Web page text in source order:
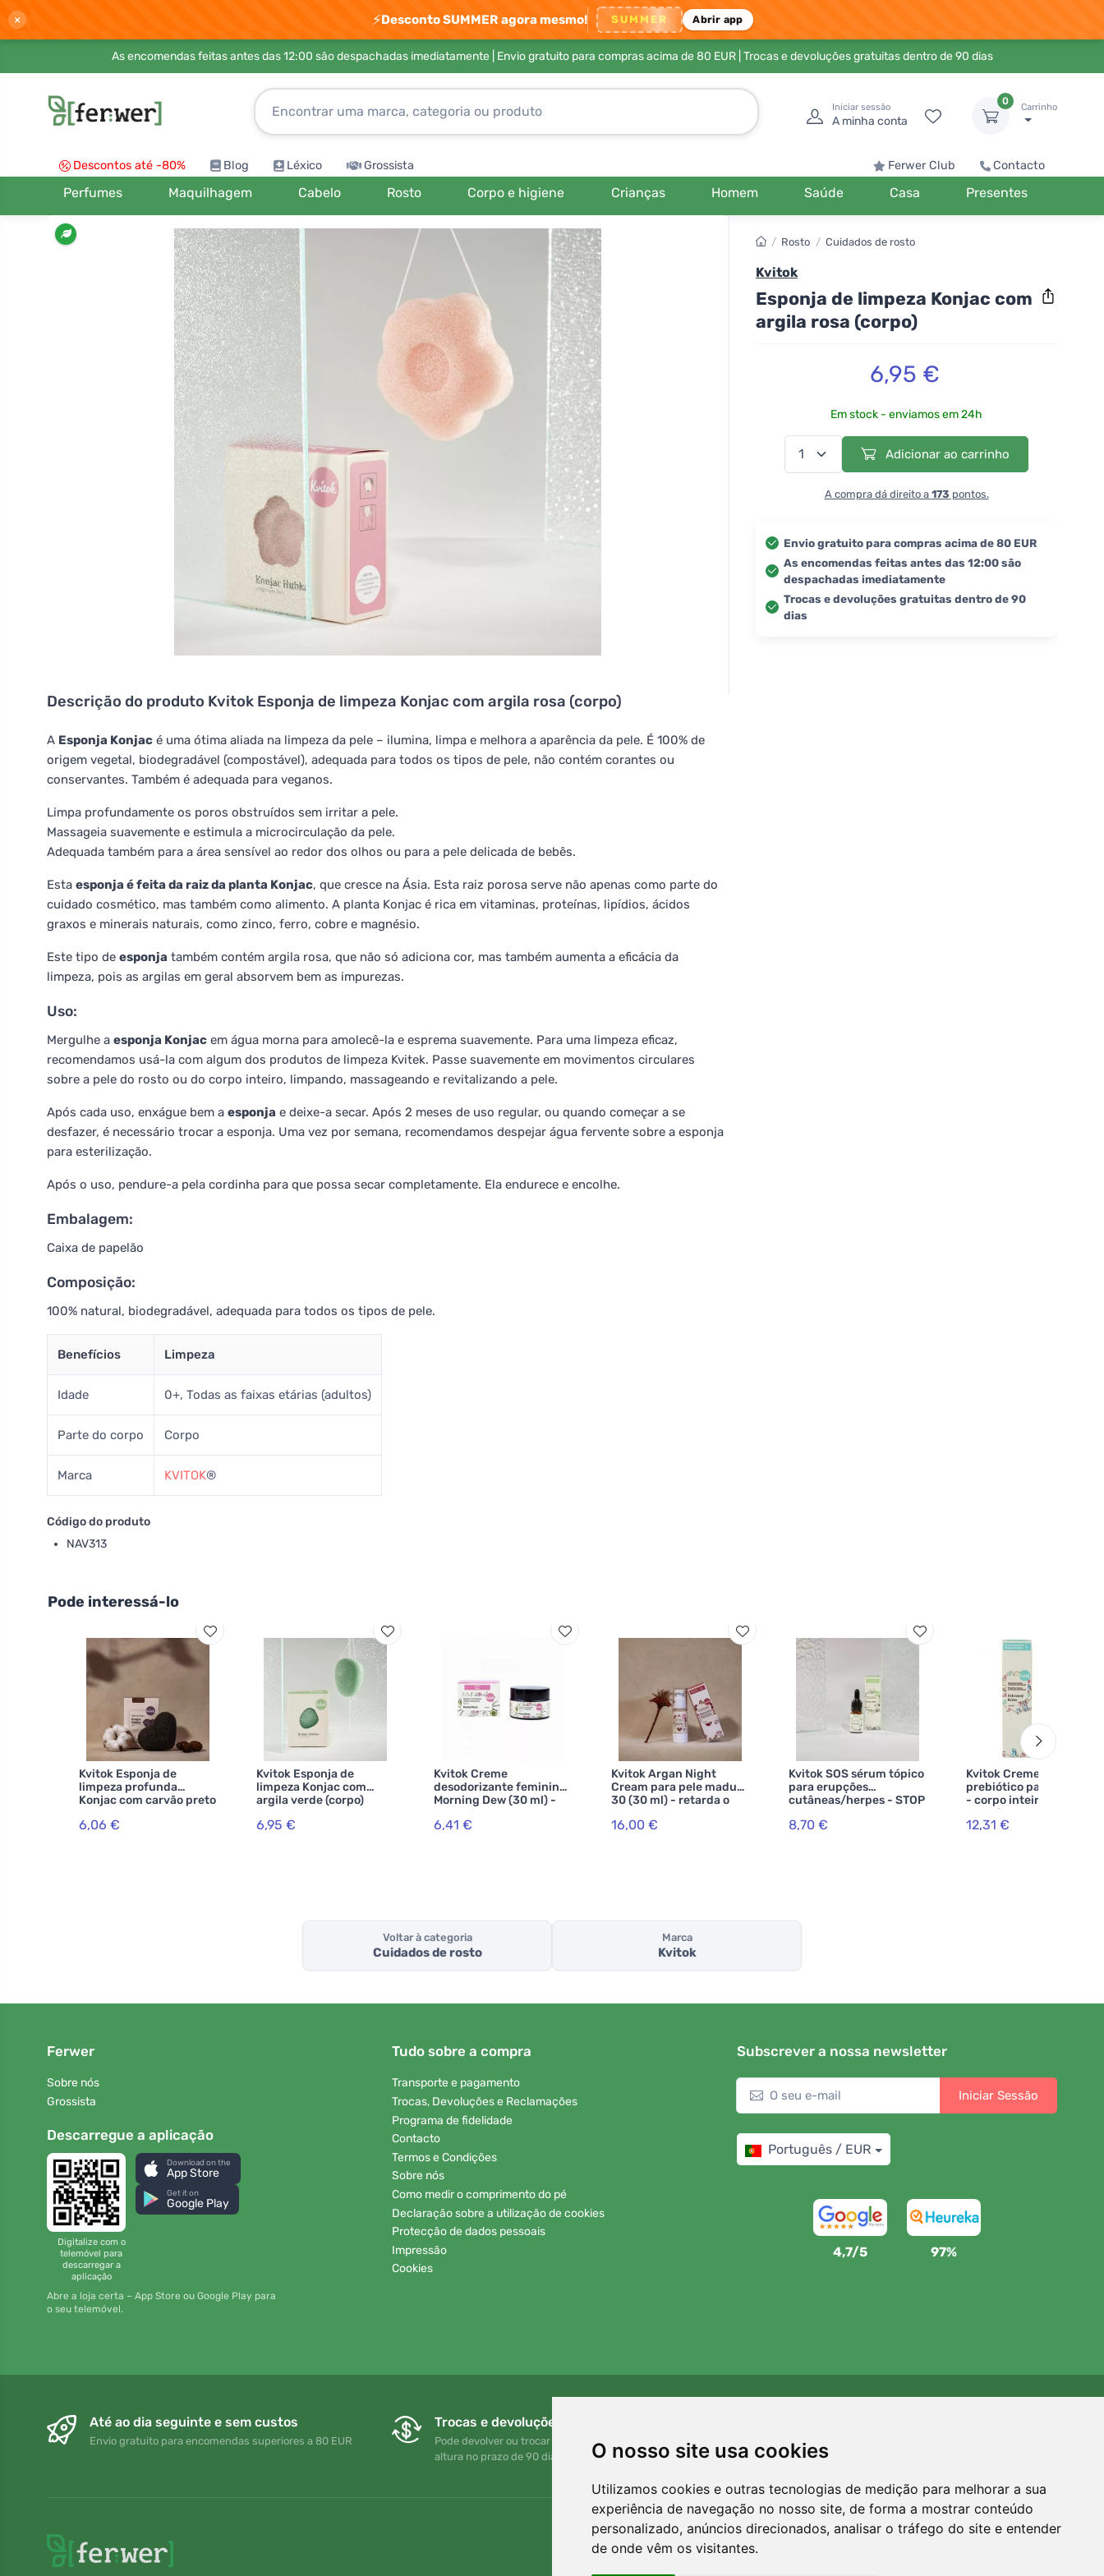
O nosso site usa cookies
Utilizamos cookies e outras tecnologias de medição para melhorar a sua
experiência de navegação no nosso site, de forma a mostrar conteúdo
personalizado, anúncios direcionados, analisar o tráfego do site e entender
de onde vêm os visitantes.
× ⚡Desconto SUMMER agora mesmo! SUMMER Abrir app
As encomendas feitas antes das 12:00 são despachadas imediatamente | Envio gratuito para compras acima de 80 EUR| Trocas e devoluções gratuitas dentro de 90 dias
Iniciar sessão
A minha conta
0
Carrinho
Descontos até -80% Blog Léxico Grossista Ferwer Club Contacto
Perfumes Maquilhagem Cabelo Rosto Corpo e higiene Crianças Homem Saúde Casa Presentes
Descrição do produto Kvitok Esponja de limpeza Konjac com argila rosa (corpo)
A Esponja Konjac é uma ótima aliada na limpeza da pele – ilumina, limpa e melhora a aparência da pele. É 100% de
origem vegetal, biodegradável (compostável), adequada para todos os tipos de pele, não contém corantes ou
conservantes. Também é adequada para veganos.
Limpa profundamente os poros obstruídos sem irritar a pele.
Massageia suavemente e estimula a microcirculação da pele.
Adequada também para a área sensível ao redor dos olhos ou para a pele delicada de bebês.
Esta esponja é feita da raiz da planta Konjac, que cresce na Ásia. Esta raiz porosa serve não apenas como parte do
cuidado cosmético, mas também como alimento. A planta Konjac é rica em vitaminas, proteínas, lipídios, ácidos
graxos e minerais naturais, como zinco, ferro, cobre e magnésio.
Este tipo de esponja também contém argila rosa, que não só adiciona cor, mas também aumenta a eficácia da
limpeza, pois as argilas em geral absorvem bem as impurezas.
Uso:
Mergulhe a esponja Konjac em água morna para amolecê-la e esprema suavemente. Para uma limpeza eficaz,
recomendamos usá-la com algum dos produtos de limpeza Kvitek. Passe suavemente em movimentos circulares
sobre a pele do rosto ou do corpo inteiro, limpando, massageando e revitalizando a pele.
Após cada uso, enxágue bem a esponja e deixe-a secar. Após 2 meses de uso regular, ou quando começar a se
desfazer, é necessário trocar a esponja. Uma vez por semana, recomendamos despejar água fervente sobre a esponja
para esterilização.
Após o uso, pendure-a pela cordinha para que possa secar completamente. Ela endurece e encolhe.
Embalagem:
Caixa de papelão
Composição:
100% natural, biodegradável, adequada para todos os tipos de pele.
Benefícios Limpeza
Idade 0+, Todas as faixas etárias (adultos)
Parte do corpo Corpo
Marca KVITOK®
Código do produto
NAV313
/ Rosto / Cuidados de rosto
Kvitok
Esponja de limpeza Konjac com
argila rosa (corpo)
6,95 €
Em stock - enviamos em 24h
Adicionar ao carrinho
A compra dá direito a 173 pontos.
Envio gratuito para compras acima de 80 EUR
As encomendas feitas antes das 12:00 são
despachadas imediatamente
Trocas e devoluções gratuitas dentro de 90
dias
Pode interessá-lo
Kvitok Esponja de
limpeza profunda
Konjac com carvão preto
activado
6,06 €
Kvitok Esponja de
limpeza Konjac com
argila verde (corpo)
6,95 €
Kvitok Creme
desodorizante feminino
Morning Dew (30 ml) -
não deixa uma sensação
pegajosa
6,41 €
Kvitok Argan Night
Cream para pele madura
30 (30 ml) - retarda o
envelhecimento da pele
16,00 €
Kvitok SOS sérum tópico
para erupções
cutâneas/herpes - STOP
8,70 €
Kvitok Creme protector
prebiótico para crianças
- corpo inteiro com
proteína de aveia (50 ml)
- protege contra
12,31 €
Voltar à categoria
Cuidados de rosto
Marca
Kvitok
Ferwer
Sobre nós
Grossista
Descarregue a aplicação
Digitalize com o
telemóvel para
descarregar a
aplicação
Download on the
App Store
Get it on
Google Play
Abre a loja certa – App Store ou Google Play para
o seu telemóvel.
Tudo sobre a compra
Transporte e pagamento
Trocas, Devoluções e Reclamações
Programa de fidelidade
Contacto
Termos e Condições
Sobre nós
Como medir o comprimento do pé
Declaração sobre a utilização de cookies
Protecção de dados pessoais
Impressão
Cookies
Subscrever a nossa newsletter
Iniciar Sessão
Português / EUR
4,7/5 97%
Até ao dia seguinte e sem custos
Envio gratuito para encomendas superiores a 80 EUR
Trocas e devoluções gratuitas
Pode devolver ou trocar a sua encomenda em qualquer
altura no prazo de 90 dias
Para cada encomenda plantamos uma árvore! Leia mais
Sobre nós